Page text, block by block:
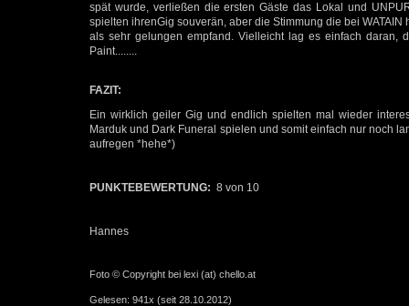
spät wurde, verließen die ersten Gäste das Lokal und
spielten ihrenGig souverän, aber die Stimmung die bei
als sehr gelungen empfand. Vielleicht lag es einfach daran,
Paint........
FAZIT:
Ein wirklich geiler Gig und endlich spielten mal wieder
Marduk und Dark Funeral spielen und somit einfach nur noch
aufregen *hehe*)
PUNKTEBEWERTUNG: 8 von 10
Hannes
Foto © Copyright bei lexi (at) chello.at
Gelesen: 941x (seit 28.10.2012)